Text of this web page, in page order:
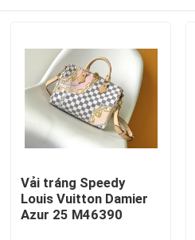
Vải tráng Speedy
Louis Vuitton Damier
Azur 25 M46390